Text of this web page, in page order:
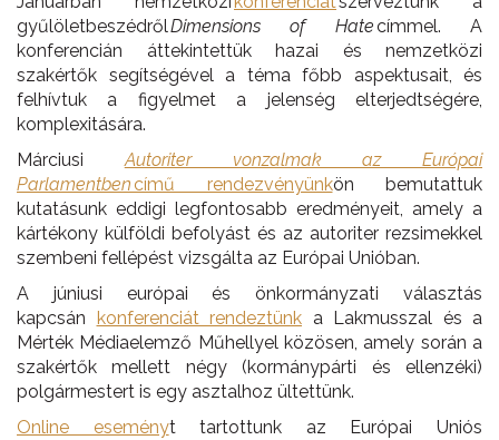
gyűlöletbeszédrőlDimensions of Hatecímmel. A
konferencián áttekintettük hazai és nemzetközi
szakértők segítségével a téma főbb aspektusait, és
felhívtuk a figyelmet a jelenség elterjedtségére,
komplexitására.
MárciusiAutoriter vonzalmak az Európai
Parlamentben című rendezvényünkön bemutattuk
kutatásunk eddigi legfontosabb eredményeit, amely a
kártékony külföldi befolyást és az autoriter rezsimekkel
szembeni fellépést vizsgálta az Európai Unióban.
A júniusi európai és önkormányzati választás
kapcsán konferenciát rendeztünk a Lakmusszal és a
Mérték Médiaelemző Műhellyel közösen, amely során a
szakértők mellett négy (kormánypárti és ellenzéki)
polgármestert is egy asztalhoz ültettünk.
Online eseményt tartottunk az Európai Uniós